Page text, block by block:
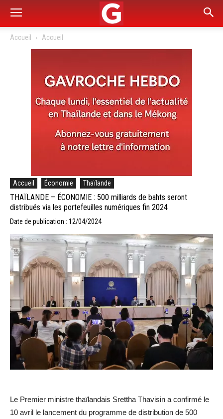
Accueil Accueil
Accueil Économie Thaïlande
THAÏLANDE – ÉCONOMIE : 500 milliards de bahts seront
distribués via les portefeuilles numériques fin 2024
Date de publication : 12/04/2024
Le Premier ministre thaïlandais Srettha Thavisin a confirmé le
10 avril le lancement du programme de distribution de 500